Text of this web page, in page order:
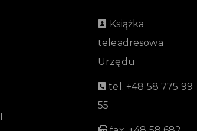
Książka
teleadresowa
Urzędu
tel. +48 58 775 99
55